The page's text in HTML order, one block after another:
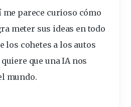
me parece curioso cómo
meter sus ideas en todo
los cohetes a los autos
quiere que una IA nos
mundo.